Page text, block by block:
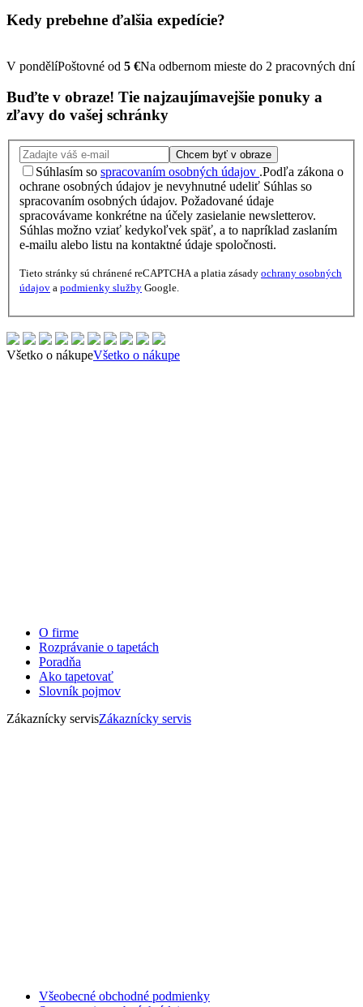
Kedy prebehne ďalšia expedície?
V pondělíPoštovné od 5 €Na odbernom mieste do 2 pracovných dní
Buďte v obraze! Tie najzaujímavejšie ponuky a
zľavy do vašej schránky
Chcem byť v obraze
Súhlasím so spracovaním osobných údajov .Podľa zákona o
ochrane osobných údajov je nevyhnutné udeliť Súhlas so
spracovaním osobných údajov. Požadované údaje
spracovávame konkrétne na účely zasielanie newsletterov.
Súhlas možno vziať kedykoľvek späť, a to napríklad zaslaním
e-mailu alebo listu na kontaktné údaje spoločnosti.
Tieto stránky sú chránené reCAPTCHA a platia zásady ochrany osobných
údajov a podmienky služby Google.
Všetko o nákupeVšetko o nákupe
O firme
Rozprávanie o tapetách
Poradňa
Ako tapetovať
Slovník pojmov
Zákaznícky servisZákaznícky servis
Všeobecné obchodné podmienky